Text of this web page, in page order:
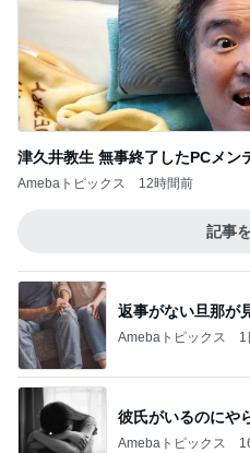
津久井教生 無事終了したPCメン
Amebaトピックス 12時間前
記事
返事がない旦那が
Amebaトピックス 1
彼氏がいるのにや
Amebaトピックス